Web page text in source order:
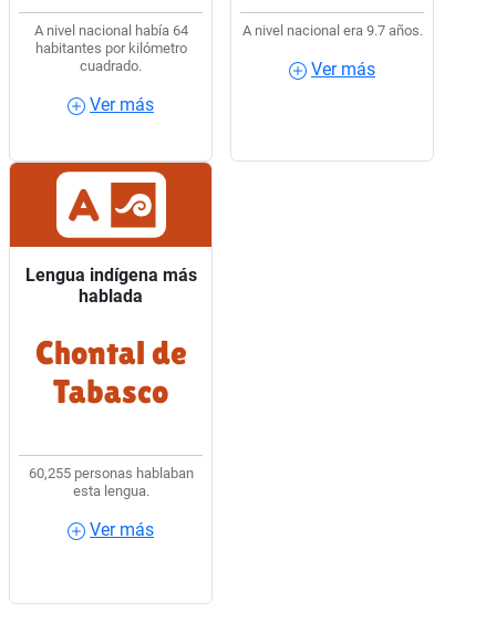
A nivel nacional había 64
habitantes por kilómetro
cuadrado.
Ver más
A nivel nacional era 9.7 años.
Ver más
Lengua indígena más
hablada
Chontal de
Tabasco
60,255 personas hablaban
esta lengua.
Ver más
Lengua indígena más
hablada
7 de cada 10 hablantes
de lengua indígena
usaban Chontal de
Ver más